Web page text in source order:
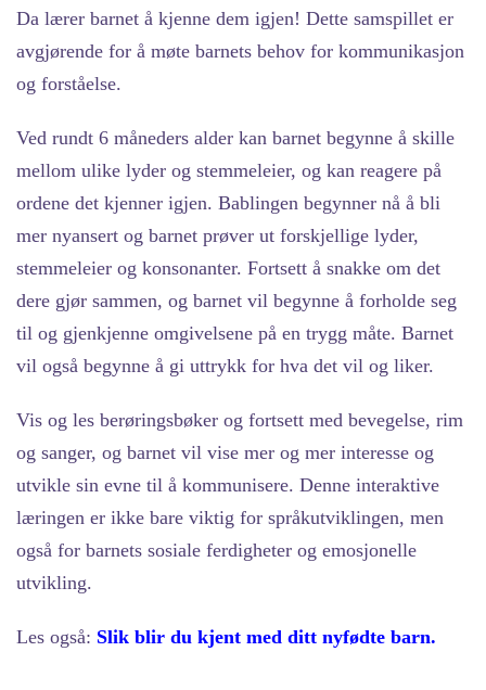
Da lærer barnet å kjenne dem igjen! Dette samspillet er
avgjørende for å møte barnets behov for kommunikasjon
og forståelse.
Ved rundt 6 måneders alder kan barnet begynne å skille
mellom ulike lyder og stemmeleier, og kan reagere på
ordene det kjenner igjen. Bablingen begynner nå å bli
mer nyansert og barnet prøver ut forskjellige lyder,
stemmeleier og konsonanter. Fortsett å snakke om det
dere gjør sammen, og barnet vil begynne å forholde seg
til og gjenkjenne omgivelsene på en trygg måte. Barnet
vil også begynne å gi uttrykk for hva det vil og liker.
Vis og les berøringsbøker og fortsett med bevegelse, rim
og sanger, og barnet vil vise mer og mer interesse og
utvikle sin evne til å kommunisere. Denne interaktive
læringen er ikke bare viktig for språkutviklingen, men
også for barnets sosiale ferdigheter og emosjonelle
utvikling.
Les også: Slik blir du kjent med ditt nyfødte barn.